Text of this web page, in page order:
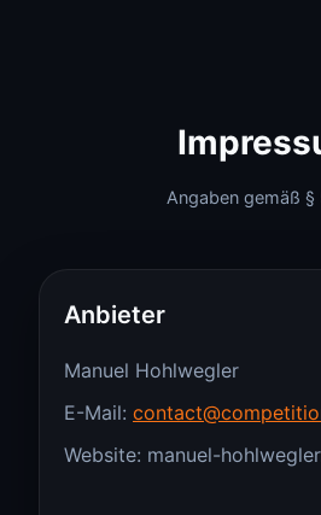
Angaben gemäß §
Anbieter
Manuel Hohlwegler
E-Mail:
Website: manuel-